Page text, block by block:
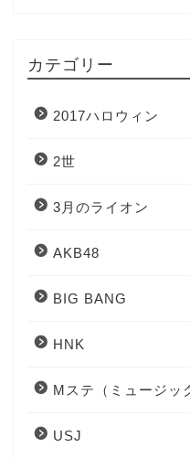
カテゴリー
2017ハロウィン
2世
3月のライオン
AKB48
BIG BANG
HNK
Mステ（ミュージッ
USJ